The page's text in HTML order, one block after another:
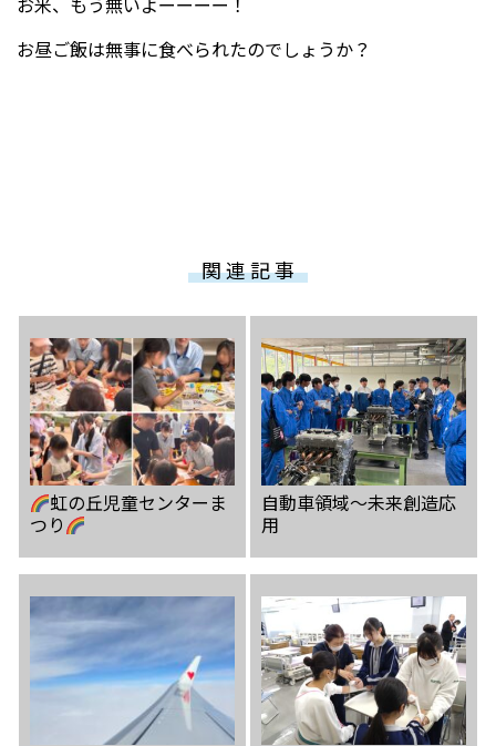
お昼ご飯は無事に食べられたのでしょうか？
関 連 記 事
虹の丘児童センターま
つり
自動車領域〜未来創造応
用